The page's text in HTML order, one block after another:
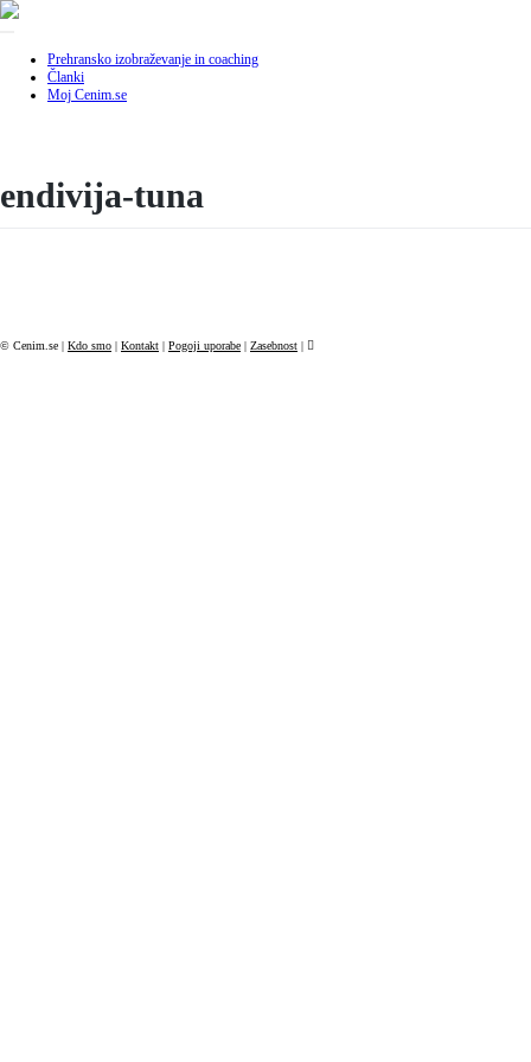
Skip
Prehransko izobraževanje in coaching
Članki
Moj Cenim.se
endivija-tuna
© Cenim.se | Kdo smo | Kontakt | Pogoji uporabe | Zasebnost |